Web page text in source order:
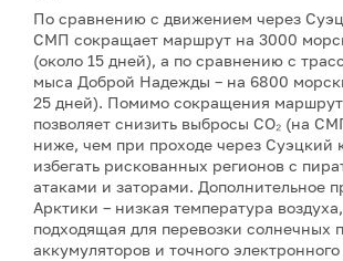
По сравнению с движением через
СМП сокращает маршрут на 3000
(около 15 дней), а по сравнению с
мыса Доброй Надежды – на 6800
25 дней). Помимо сокращения
позволяет снизить выбросы CO₂ (на
ниже, чем при проходе через Суэцкий
избегать рискованных регионов с
атаками и заторами. Дополнительное
Арктики – низкая температура
подходящая для перевозки солнечных
аккумуляторов и точного